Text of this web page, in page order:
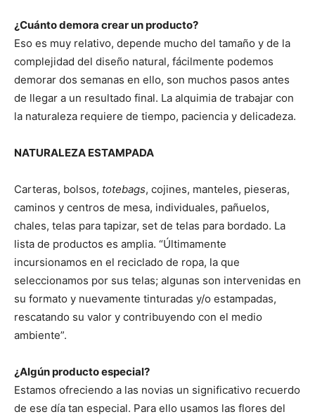
¿Cuánto demora crear un producto?
Eso es muy relativo, depende mucho del tamaño y de la
complejidad del diseño natural, fácilmente podemos
demorar dos semanas en ello, son muchos pasos antes
de llegar a un resultado final. La alquimia de trabajar con
la naturaleza requiere de tiempo, paciencia y delicadeza.
NATURALEZA ESTAMPADA
Carteras, bolsos, totebags, cojines, manteles, pieseras,
caminos y centros de mesa, individuales, pañuelos,
chales, telas para tapizar, set de telas para bordado. La
lista de productos es amplia. “Últimamente
incursionamos en el reciclado de ropa, la que
seleccionamos por sus telas; algunas son intervenidas en
su formato y nuevamente tinturadas y/o estampadas,
rescatando su valor y contribuyendo con el medio
ambiente”.
¿Algún producto especial?
Estamos ofreciendo a las novias un significativo recuerdo
de ese día tan especial. Para ello usamos las flores del